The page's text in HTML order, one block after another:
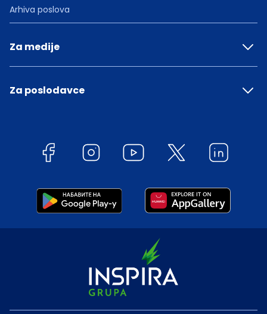
Arhiva poslova
Za medije
Za poslodavce